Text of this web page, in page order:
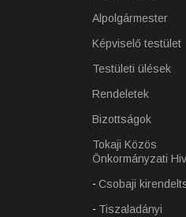
Alpolgármester
Képviselő testület
Testületi ülések
Rendeletek
Bizottságok
Tokaji Közös
Önkormányzati
Csobaji
Tiszaladányi